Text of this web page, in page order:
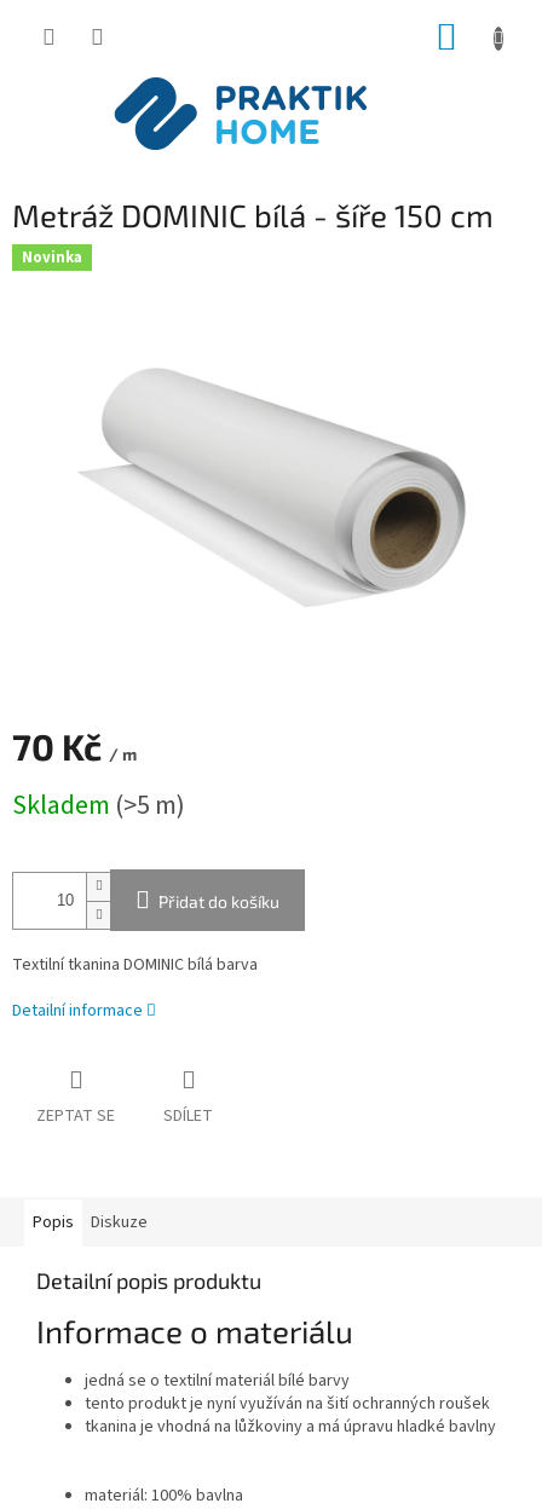
Metráž DOMINIC bílá - šíře 150 cm
Novinka
70 Kč / m
cena:
Skladem (>5 m)
Přidat do košíku
Textilní tkanina DOMINIC bílá barva
Detailní informace
ZEPTAT SE SDÍLET
Popis Diskuze
Detailní popis produktu
Informace o materiálu
jedná se o textilní materiál bílé barvy
tento produkt je nyní využíván na šití ochranných roušek
tkanina je vhodná na lůžkoviny a má úpravu hladké bavlny
materiál: 100% bavlna